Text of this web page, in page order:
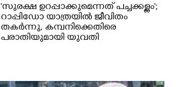
'സുരക്ഷ ഉറപ്പാക്കുമെന്നത് പച്ചക്കള്ളം';
റാപ്പിഡോ യാത്രയിൽ ജീവിതം
തകർന്നു, കമ്പനിക്കെതിരെ
പരാതിയുമായി യുവതി